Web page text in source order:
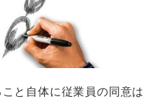
と自体に従業員の同意は